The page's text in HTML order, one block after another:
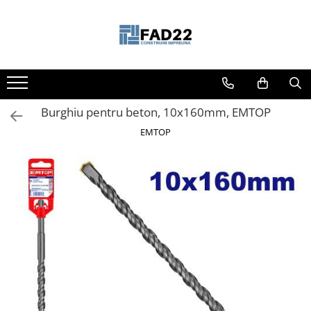
Materiale de constructii
Termoizolatii
Vata minerala
Lemn pentru constructii
OSB
Cherestea
Tavan
Accesorii pentru cofraje
Materiale prafoase
Burghiu pentru beton, 10x160mm, EMTOP
EMTOP